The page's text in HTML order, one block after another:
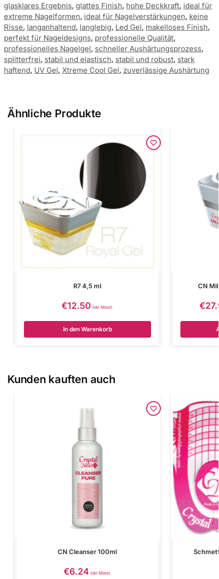
glasklares Ergebnis, glattes Finish, hohe Deckkraft, ideal für
extreme Nagelformen, ideal für Nagelverstärkungen, keine
Risse, langanhaltend, langlebig, Led Gel, makelloses Finish,
perfekt für Nageldesigns, professionelle Qualität,
professionelles Nagelgel, schneller Aushärtungsprozess,
splitterfrei, stabil und elastisch, stabil und robust, stark
haftend, UV Gel, Xtreme Cool Gel, zuverlässige Aushärtung
Ähnliche Produkte
R7 4,5 ml
€12.50 inkl Mwst.
In den Warenkorb
CN
€
Kunden kauften auch
CN Cleanser 100ml
€6.24 inkl Mwst.